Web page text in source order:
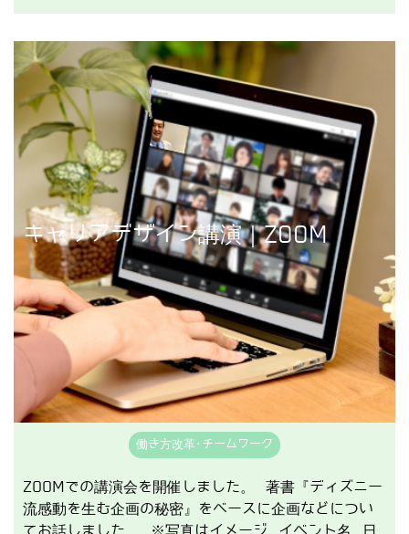
キャリアデザイン講演｜ZOOM
講演事例を見る
働き方改革･チームワーク
ZOOMでの講演会を開催しました。 著書『ディズニー
流感動を生む企画の秘密』をベースに企画などについ